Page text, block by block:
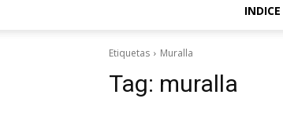
INDICE
Etiquetas Muralla
Tag: muralla